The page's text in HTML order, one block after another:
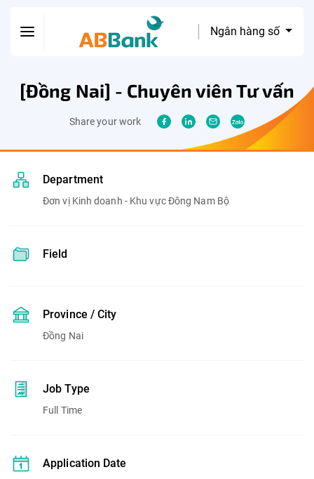
Ngân hàng số
[Đồng Nai] - Chuyên viên Tư vấn
Share your work
Department
Đơn vị Kinh doanh - Khu vực Đông Nam Bộ
Field
Province / City
Đồng Nai
Job Type
Full Time
Application Date